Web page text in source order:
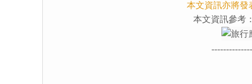
本文資訊亦將發
本文資訊參考：